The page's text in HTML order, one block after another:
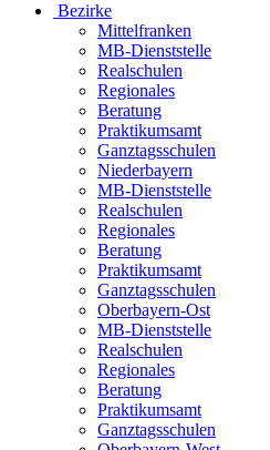
Bezirke
Mittelfranken
MB-Dienststelle
Realschulen
Regionales
Beratung
Praktikumsamt
Ganztagsschulen
Niederbayern
MB-Dienststelle
Realschulen
Regionales
Beratung
Praktikumsamt
Ganztagsschulen
Oberbayern-Ost
MB-Dienststelle
Realschulen
Regionales
Beratung
Praktikumsamt
Ganztagsschulen